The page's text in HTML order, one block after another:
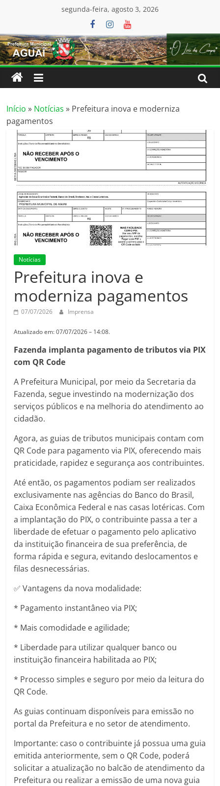
conteúdo
segunda-feira, agosto 3, 2026
Início » Notícias » Prefeitura inova e moderniza
pagamentos
Notícias
Prefeitura inova e
moderniza pagamentos
07/07/2026 Imprensa
Atualizado em: 07/07/2026 – 14:08.
Fazenda implanta pagamento de tributos via PIX
com QR Code
A Prefeitura Municipal, por meio da Secretaria da
Fazenda, segue investindo na modernização dos
serviços públicos e na melhoria do atendimento ao
cidadão.
Agora, as guias de tributos municipais contam com
QR Code para pagamento via PIX, oferecendo mais
praticidade, rapidez e segurança aos contribuintes.
Até então, os pagamentos podiam ser realizados
exclusivamente nas agências do Banco do Brasil,
Caixa Econômica Federal e nas casas lotéricas. Com
a implantação do PIX, o contribuinte passa a ter a
liberdade de efetuar o pagamento pelo aplicativo
da instituição financeira de sua preferência, de
forma rápida e segura, evitando deslocamentos e
filas desnecessárias.
✅ Vantagens da nova modalidade:
* Pagamento instantâneo via PIX;
* Mais comodidade e agilidade;
* Liberdade para utilizar qualquer banco ou
instituição financeira habilitada ao PIX;
* Processo simples e seguro por meio da leitura do
QR Code.
As guias continuam disponíveis para emissão no
portal da Prefeitura e no setor de atendimento.
Importante: caso o contribuinte já possua uma guia
emitida anteriormente, sem o QR Code, poderá
solicitar a atualização no balcão de atendimento da
Prefeitura ou realizar a emissão de uma nova guia